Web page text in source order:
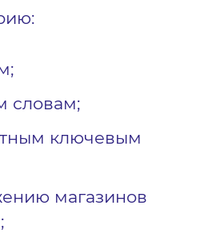
словам;
ключевым
магазинов